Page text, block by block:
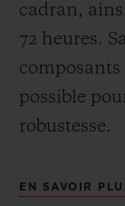
cadran,
72 heures.
possible
robustesse.
EN SAVOIR